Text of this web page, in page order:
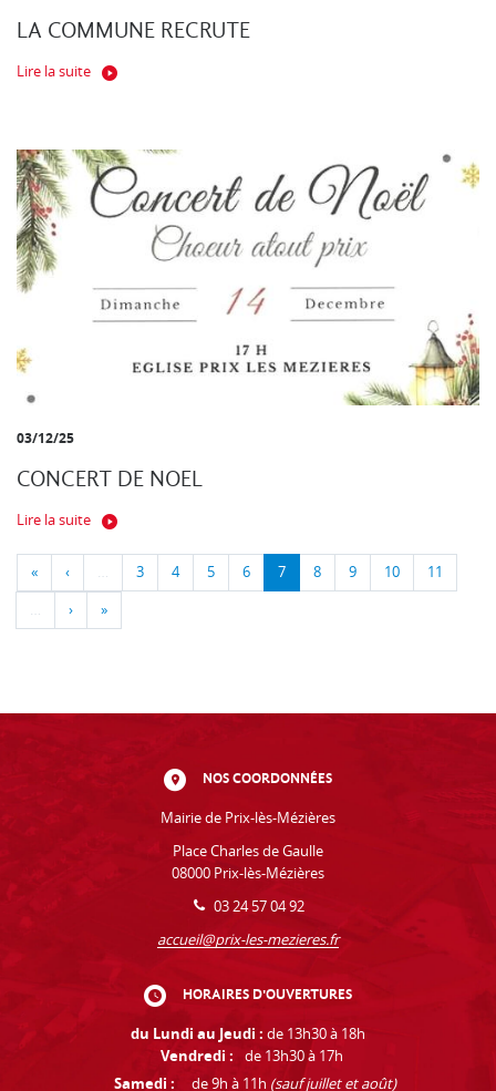
LA COMMUNE RECRUTE
Lire la suite
03/12/25
CONCERT DE NOEL
Lire la suite
« ‹ … 3 4 5 6 7 8 9 10 11
… › »
NOS COORDONNÉES
Mairie de Prix-lès-Mézières
Place Charles de Gaulle
08000 Prix-lès-Mézières
03 24 57 04 92
accueil@prix-les-mezieres.fr
HORAIRES D'OUVERTURES
du Lundi au Jeudi : de 13h30 à 18h
Vendredi :
de 13h30 à 17h
Samedi :
de 9h à 11h (sauf juillet et août)